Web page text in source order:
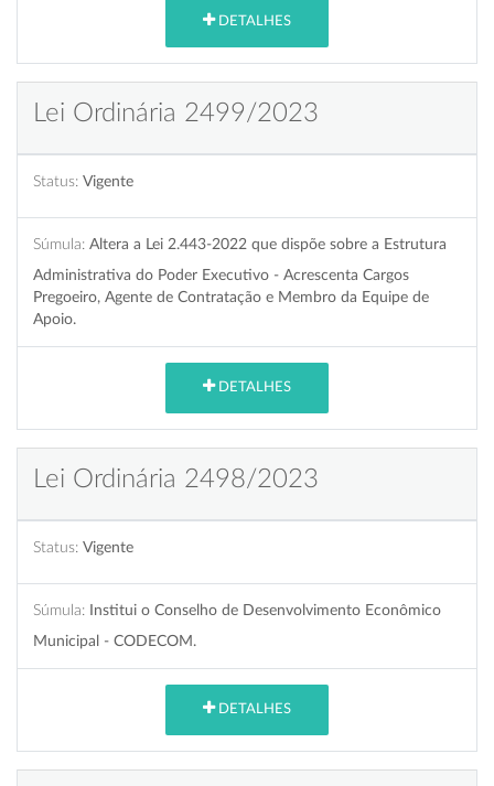
DETALHES
Lei Ordinária 2499/2023
Status: Vigente
Súmula: Altera a Lei 2.443-2022 que dispõe sobre a Estrutura
Administrativa do Poder Executivo - Acrescenta Cargos
Pregoeiro, Agente de Contratação e Membro da Equipe de
Apoio.
DETALHES
Lei Ordinária 2498/2023
Status: Vigente
Súmula: Institui o Conselho de Desenvolvimento Econômico
Municipal - CODECOM.
DETALHES